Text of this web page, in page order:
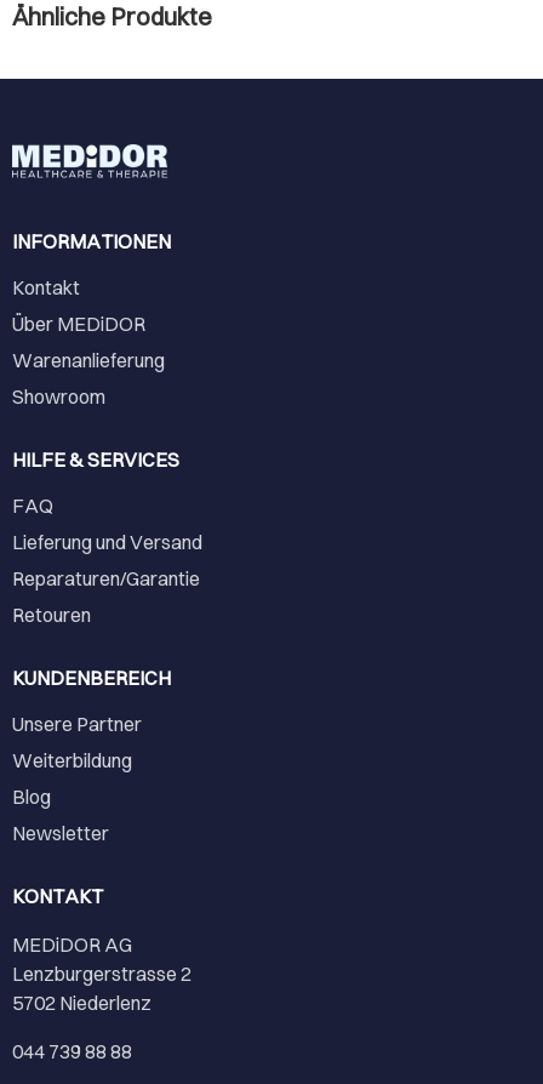
Ähnliche Produkte
INFORMATIONEN
Kontakt
Über MEDiDOR
Warenanlieferung
Showroom
HILFE & SERVICES
FAQ
Lieferung und Versand
Reparaturen/Garantie
Retouren
KUNDENBEREICH
Unsere Partner
Weiterbildung
Blog
Newsletter
KONTAKT
MEDiDOR AG
Lenzburgerstrasse 2
5702 Niederlenz
044 739 88 88